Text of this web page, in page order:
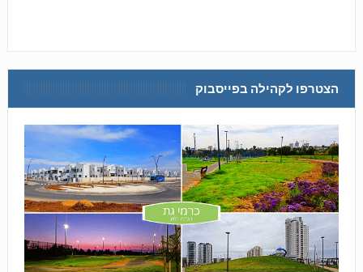
הצטרפו לקהילה בפייסבוק